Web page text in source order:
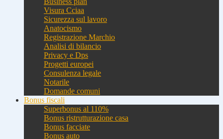
Visura Cciaa
Sicurezza sul lavoro
Anatocismo
Registrazione Marchio
Analisi di bilancio
Privacy e Dps
Progetti europei
Consulenza legale
Notarile
Domande comuni
Bonus fiscali
Superbonus al 110%
Bonus ristrutturazione casa
Bonus facciate
Bonus auto